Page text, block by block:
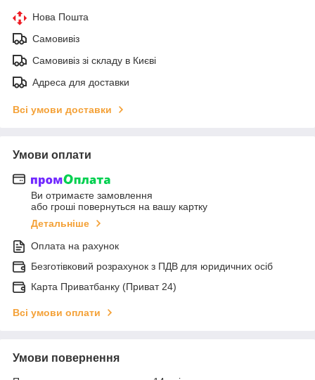
Нова Пошта
Самовивіз
Самовивіз зі складу в Києві
Адреса для доставки
Всі умови доставки
Умови оплати
Ви отримаєте замовлення
або гроші повернуться на вашу картку
Детальніше
Оплата на рахунок
Безготівковий розрахунок з ПДВ для юридичних осіб
Карта Приватбанку (Приват 24)
Всі умови оплати
Умови повернення